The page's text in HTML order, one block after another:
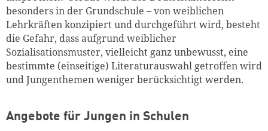
besonders in der Grundschule – von weiblichen
Lehrkräften konzipiert und durchgeführt wird, besteht
die Gefahr, dass aufgrund weiblicher
Sozialisationsmuster, vielleicht ganz unbewusst, eine
bestimmte (einseitige) Literaturauswahl getroffen wird
und Jungenthemen weniger berücksichtigt werden.
Angebote für Jungen in Schulen